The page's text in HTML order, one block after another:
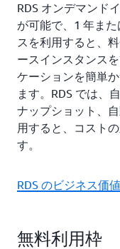
RDS オンデマンド
が可能で、1 年ま
スを利用すると、
ースインスタンス
ケーションを簡単
ます。RDS では、
ナップショット、
用すると、コスト
す。
RDS のビジネス価
無料利用枠